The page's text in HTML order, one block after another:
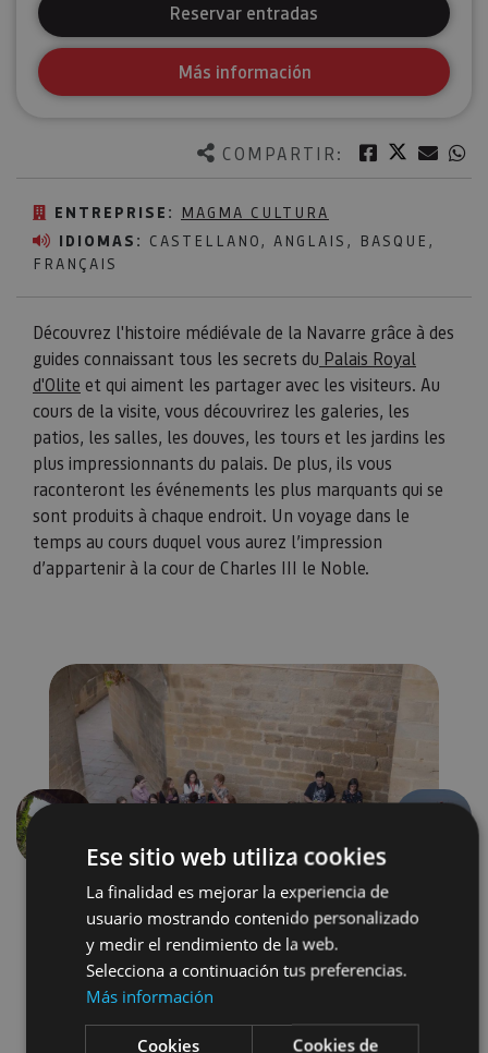
COMPARTIR: Facebook
Twitter
ENTREPRISE: MAGMA CULTURA
IDIOMAS: CASTELLANO, ANGLAIS, BASQUE,
FRANÇAIS
Découvrez l'histoire médiévale de la Navarre grâce à des
guides connaissant tous les secrets du Palais Royal
d'Olite et qui aiment les partager avec les visiteurs. Au
cours de la visite, vous découvrirez les galeries, les
patios, les salles, les douves, les tours et les jardins les
plus impressionnants du palais. De plus, ils vous
raconteront les événements les plus marquants qui se
sont produits à chaque endroit. Un voyage dans le
temps au cours duquel vous aurez l’impression
d’appartenir à la cour de Charles III le Noble.
Reservar entradas
Más información
Suivant
Arquitectura civil
Ese sitio web utiliza cookies
La finalidad es mejorar la experiencia de
usuario mostrando contenido personalizado
y medir el rendimiento de la web.
Selecciona a continuación tus preferencias.
Más información
Cookies
Cookies de